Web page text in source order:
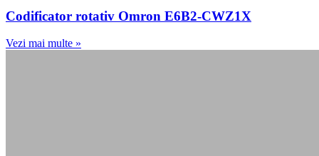
Codificator rotativ Omron E6B2-CWZ1X
Vezi mai multe »